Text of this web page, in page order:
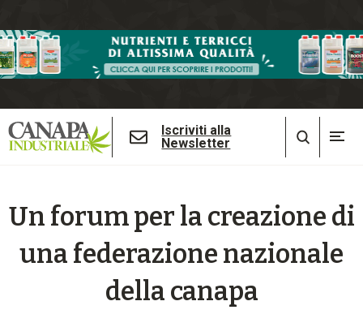
Iscriviti alla
Newsletter
Un forum per la creazione di
una federazione nazionale
della canapa